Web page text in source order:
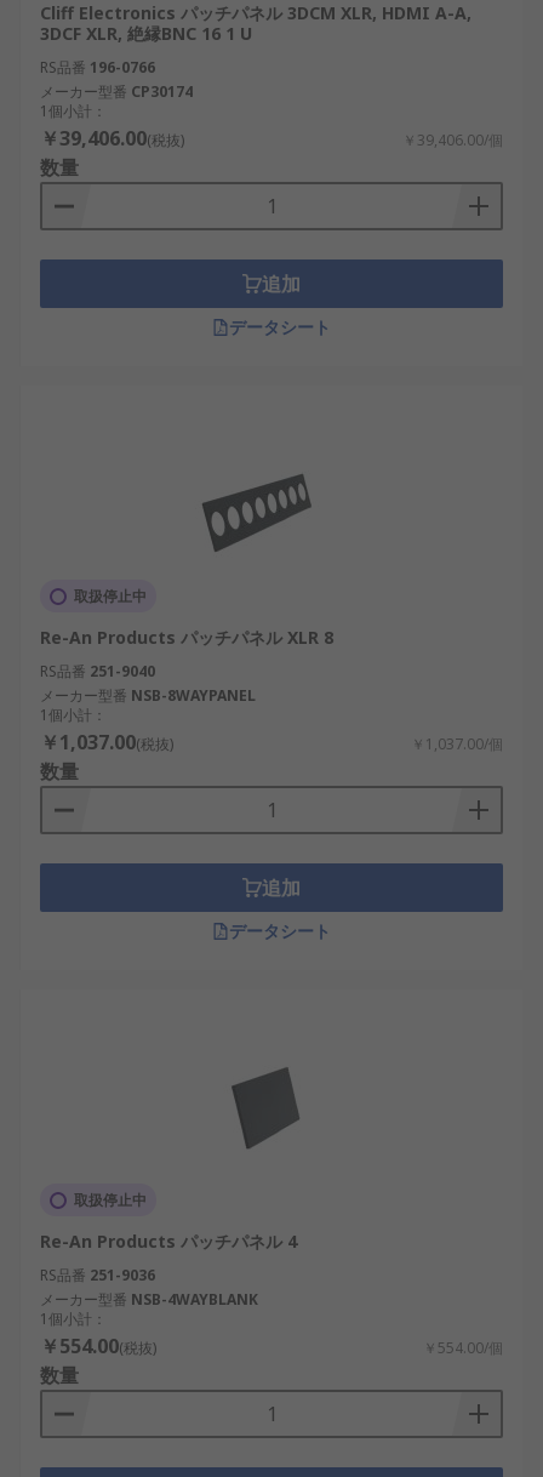
Cliff Electronics パッチパネル 3DCM XLR, HDMI A-A,
3DCF XLR, 絶縁BNC 16 1 U
RS品番 196-0766
メーカー型番 CP30174
1個小計：
￥39,406.00(税抜) ￥39,406.00/個
数量
追加
データシート
取扱停止中
Re-An Products パッチパネル XLR 8
RS品番 251-9040
メーカー型番 NSB-8WAYPANEL
1個小計：
￥1,037.00(税抜) ￥1,037.00/個
数量
追加
データシート
取扱停止中
Re-An Products パッチパネル 4
RS品番 251-9036
メーカー型番 NSB-4WAYBLANK
1個小計：
￥554.00(税抜) ￥554.00/個
数量